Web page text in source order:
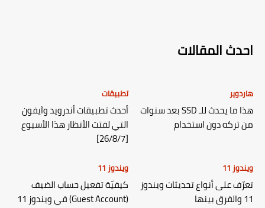
احدث المقالات
هاردوير
هذا ما يحدث للـ SSD بعد سنوات
من تركه دون استخدام
تطبيقات
أحدث تطبيقات أندرويد وآيفون
التي لفتت الأنظار هذا الأسبوع
[26/8/7]
ويندوز 11
تعرّف على أنواع تحديثات ويندوز
11 والفرق بينها
ويندوز 11
كيفيّة تفعيل حساب الضيف
(Guest Account) في ويندوز 11